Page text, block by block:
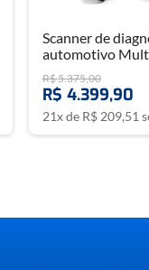
Scanner de
automotivo
R$5.375,00
R$ 4.399,90
21x de R$ 209,51